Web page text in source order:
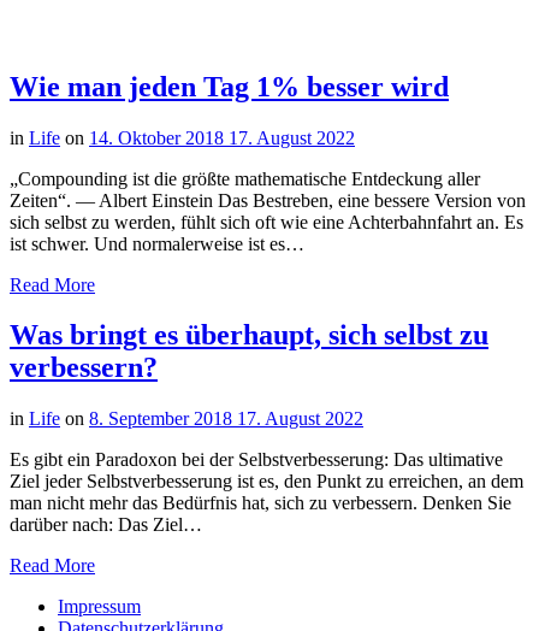
Wie man jeden Tag 1% besser wird
in Life on 14. Oktober 2018 17. August 2022
„Compounding ist die größte mathematische Entdeckung aller
Zeiten“. — Albert Einstein Das Bestreben, eine bessere Version von
sich selbst zu werden, fühlt sich oft wie eine Achterbahnfahrt an. Es
ist schwer. Und normalerweise ist es…
Read More
Was bringt es überhaupt, sich selbst zu
verbessern?
in Life on 8. September 2018 17. August 2022
Es gibt ein Paradoxon bei der Selbstverbesserung: Das ultimative
Ziel jeder Selbstverbesserung ist es, den Punkt zu erreichen, an dem
man nicht mehr das Bedürfnis hat, sich zu verbessern. Denken Sie
darüber nach: Das Ziel…
Read More
Impressum